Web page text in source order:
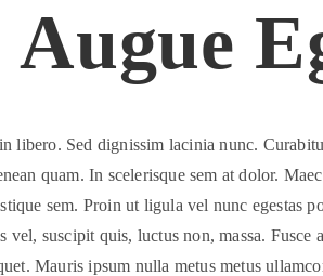
Augue
libero. Sed dignissim lacinia nunc.
quam. In scelerisque sem at dolor.
sem. Proin ut ligula vel nunc egestas
vel, suscipit quis, luctus non, massa. Fusce
Mauris ipsum nulla metus metus